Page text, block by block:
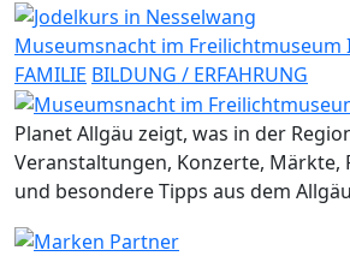
Museumsnacht im Freilichtmuseum
FAMILIE BILDUNG / ERFAHRUNG
Planet Allgäu zeigt, was in der
Veranstaltungen, Konzerte, Märkte,
und besondere Tipps aus dem Allgäu